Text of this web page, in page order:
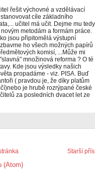
řešit výchovné a vzdělávací
cíle základního
učitel má učit. Dejme mu tedy
metodám a formám práce.
jsou připitomělá výstupní
ho všech možných papírů
komisí, ...Může mi
množinová reforma ? O té
Kde jsou výsledky našich
propadáme - viz. PISA. Buď
( pravdou je, že díky platům
je hrubě rozrýpané české
za posledních dvacet let ze
Starší
(Atom)